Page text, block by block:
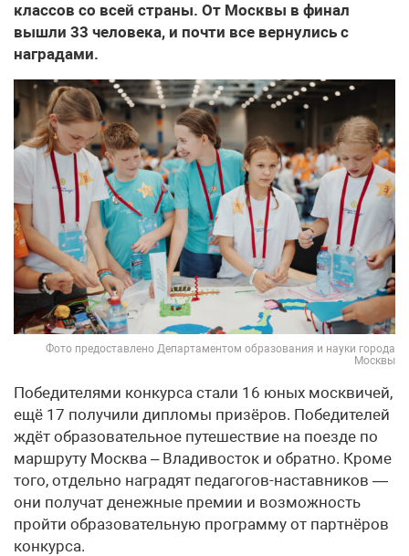
классов со всей страны. От Москвы в финал
вышли 33 человека, и почти все вернулись с
наградами.
Фото предоставлено Департаментом образования и науки города
Москвы
Победителями конкурса стали 16 юных москвичей,
ещё 17 получили дипломы призёров. Победителей
ждёт образовательное путешествие на поезде по
маршруту Москва – Владивосток и обратно. Кроме
того, отдельно наградят педагогов-наставников —
они получат денежные премии и возможность
пройти образовательную программу от партнёров
конкурса.